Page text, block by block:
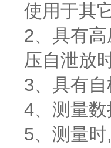
使用于其
2、具有
压自泄放
3、具有
4、测量
5、测量